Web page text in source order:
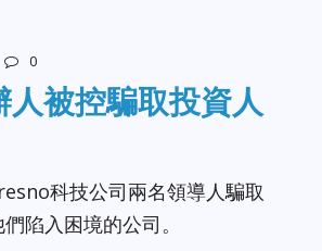
0
被控騙取投資人
科技公司兩名領導人騙取
陷入困境的公司。